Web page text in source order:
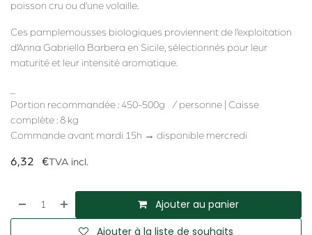
poisson cru ou d’une volaille.
Ces pamplemousses biologiques proviennent de l’exploitation
d’Anna Gabriella Barbera en Sicile, sélectionnés pour leur
maturité et leur intensité aromatique.
Portion recommandée : 450-500g / personne | Caisse
complète : 8 kg
Commande avant mardi 15h → disponible mercredi
6,32 €TVA incl.
Ajouter au panier
Ajouter à la liste de souhaits